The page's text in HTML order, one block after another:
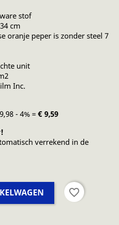
stof
cm
oranje peper is zonder steel 7
unit
Inc.
- 4% = € 9,59
verrekend in de
favorite_border